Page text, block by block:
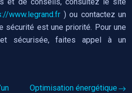
www.legrand.fr ) ou contactez un
sécurité est une priorité. Pour une
et sécurisée, faites appel à un
Optimisation énergétique